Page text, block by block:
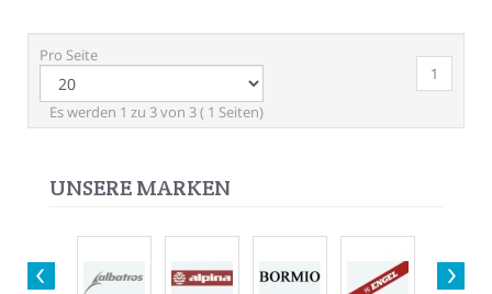
Pro Seite
Es werden 1 zu 3 von 3 ( 1 Seiten)
1
UNSERE MARKEN